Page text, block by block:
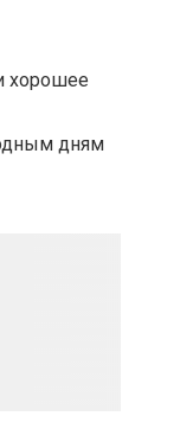
хорошее
дням